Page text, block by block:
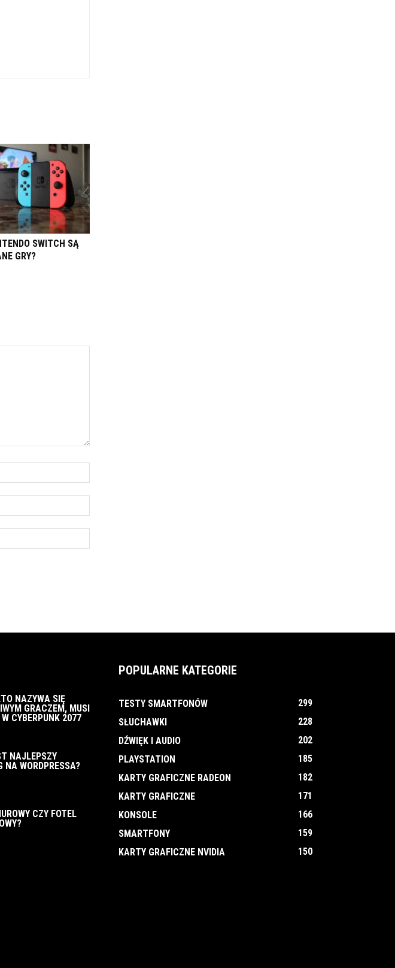
SWITCH SĄ
GRY?
NAZYWA SIĘ
GRACZEM, MUSI
CYBERPUNK 2077
NAJLEPSZY
NA WORDPRESSA?
CZY FOTEL
POPULARNE KATEGORIE
TESTY SMARTFONÓW
299
SŁUCHAWKI
228
DŹWIĘK I AUDIO
202
PLAYSTATION
185
KARTY GRAFICZNE RADEON
182
KARTY GRAFICZNE
171
KONSOLE
166
SMARTFONY
159
KARTY GRAFICZNE NVIDIA
150